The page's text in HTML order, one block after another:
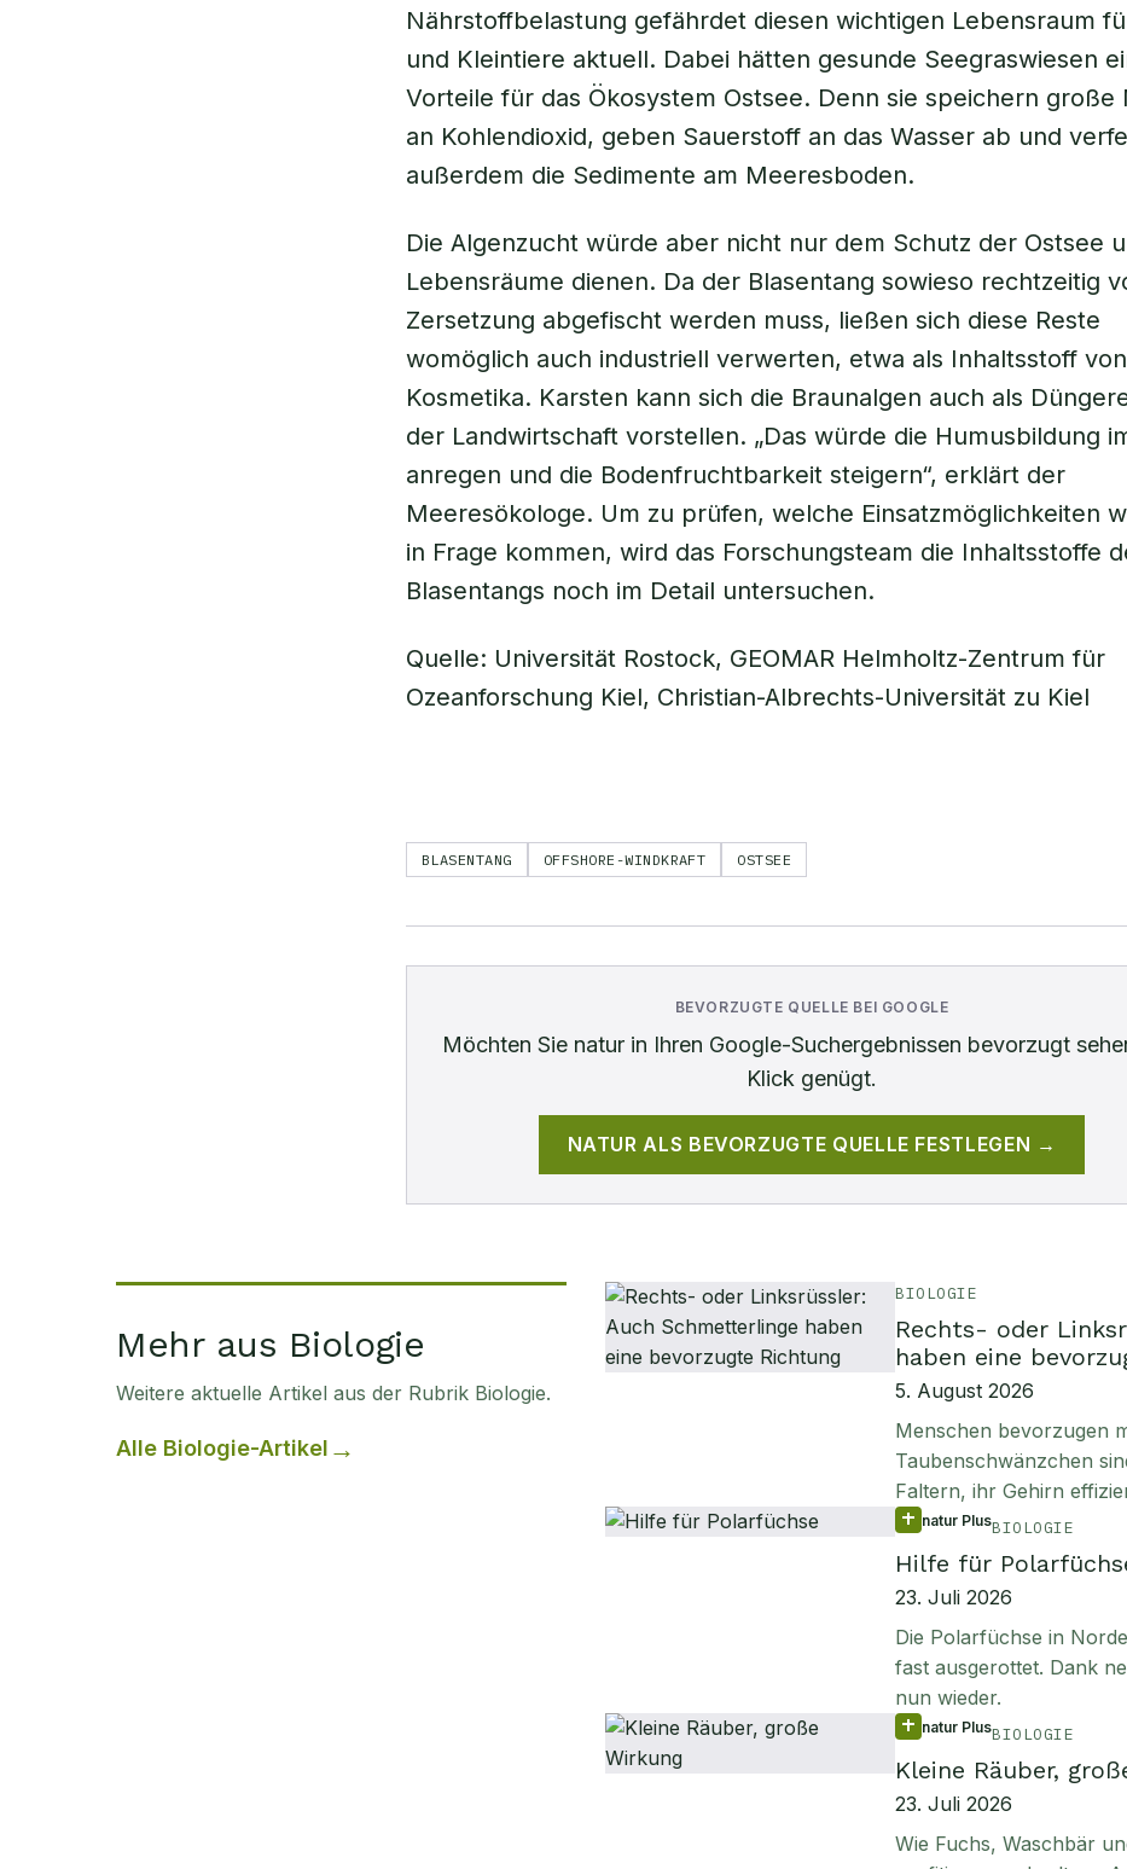
Nährstoffbelastung gefährdet diesen wichtigen Lebensraum
und Kleintiere aktuell. Dabei hätten gesunde Seegraswiesen
Vorteile für das Ökosystem Ostsee. Denn sie speichern große
an Kohlendioxid, geben Sauerstoff an das Wasser ab und
außerdem die Sedimente am Meeresboden.
Die Algenzucht würde aber nicht nur dem Schutz der Ostsee
Lebensräume dienen. Da der Blasentang sowieso rechtzeitig
Zersetzung abgefischt werden muss, ließen sich diese Reste
womöglich auch industriell verwerten, etwa als Inhaltsstoff von
Kosmetika. Karsten kann sich die Braunalgen auch als
der Landwirtschaft vorstellen. „Das würde die Humusbildung
anregen und die Bodenfruchtbarkeit steigern“, erklärt der
Meeresökologe. Um zu prüfen, welche Einsatzmöglichkeiten
in Frage kommen, wird das Forschungsteam die Inhaltsstoffe
Blasentangs noch im Detail untersuchen.
Quelle: Universität Rostock, GEOMAR Helmholtz-Zentrum für
Ozeanforschung Kiel, Christian-Albrechts-Universität zu Kiel
BLASENTANG OFFSHORE-WINDKRAFT OSTSEE
BEVORZUGTE QUELLE BEI GOOGLE
Möchten Sie naturin Ihren Google-Suchergebnissen bevorzugt
Klick genügt.
NATUR ALS BEVORZUGTE QUELLE FESTLEGEN →
Mehr aus Biologie
Weitere aktuelle Artikel aus der Rubrik Biologie.
Alle Biologie-Artikel
BIOLOGIE
Rechts- oder
haben eine
5. August 2026
Menschen bevorzugen
Taubenschwänzchen
Faltern, ihr Gehirn
natur PlusBIOLOGIE
Hilfe für
23. Juli 2026
Die Polarfüchse in
fast ausgerottet. Dank
nun wieder.
natur PlusBIOLOGIE
Kleine Räuber,
23. Juli 2026
Wie Fuchs, Waschbär